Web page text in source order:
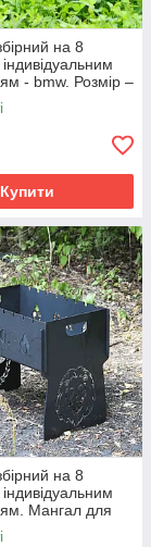
на 8
- bmw. Розмір –
мм
Купити
на 8
Мангал для